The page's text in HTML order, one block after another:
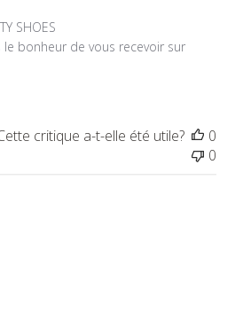
du magasin sur l'examen
SHOES
bonheur de vous recevoir sur
critique a-t-elle été utile?
0
0